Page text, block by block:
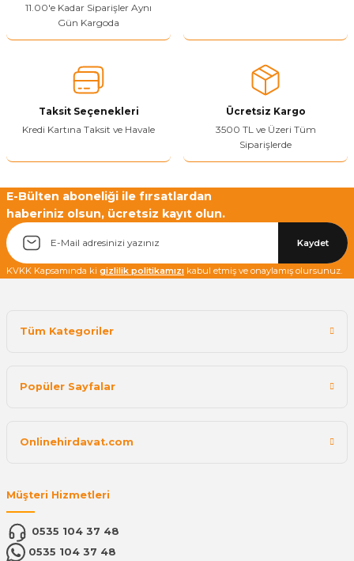
Ürün açıklamasında eksik bilgiler bulunuyor.
Sitenize Pek Güvenemedim
Bu ürüne benzer farklı alternatifler olmalı.
Yetkiliye Gönder
11.00'e Kadar Siparişler Aynı
Gün Kargoda
Taksit Seçenekleri
Kredi Kartına Taksit ve Havale
Ücretsiz Kargo
3500 TL ve Üzeri Tüm
Siparişlerde
E-Bülten aboneliği ile fırsatlardan
haberiniz olsun, ücretsiz kayıt olun.
Kaydet
KVKK Kapsamında ki gizlilik politikamızı kabul etmiş ve onaylamış olursunuz.
Tüm Kategoriler
Popüler Sayfalar
Onlinehirdavat.com
Müşteri Hizmetleri
0535 104 37 48
0535 104 37 48